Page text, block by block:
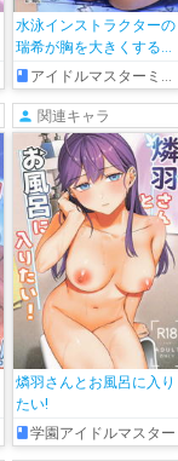
水泳インストラクターの
瑞希が胸を大きくする為
に生徒と…胸を揉まれな
がらフェラをしたりバッ
クや背面騎乗位でパコっ
て孕まされちゃう♡
アイドルマスターミリオンライブ!
関連キャラ
燐羽さんとお風呂に入り
たい!
学園アイドルマスター